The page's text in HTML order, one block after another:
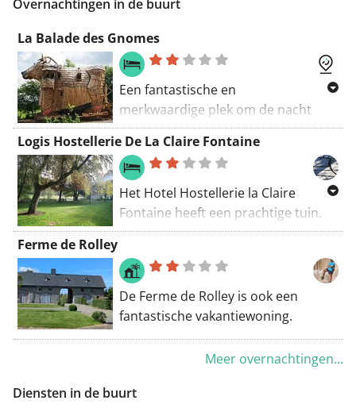
Overnachtingen in de buurt
La Balade des Gnomes
Een fantastische en
merkwaardige plek om de nacht
door te brengen met de kinderen.
Logis Hostellerie De La Claire Fontaine
Het Hotel Hostellerie la Claire
Fontaine heeft een prachtige tuin.
Zeker in de herfst is het een
Ferme de Rolley
De Ferme de Rolley is ook een
fantastische vakantiewoning.
Meer overnachtingen...
Diensten in de buurt